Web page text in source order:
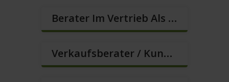
Berater Im Vertrieb Als Sofortanstellung (m/w/d)
Verkaufsberater / Kundenberater (m/w/d)